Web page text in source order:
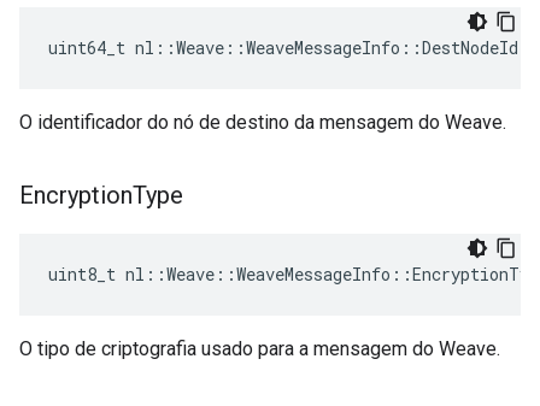
uint64_t nl::Weave::WeaveMessageInfo::DestNodeId
O identificador do nó de destino da mensagem do Weave.
EncryptionType
uint8_t
O tipo de criptografia usado para a mensagem do Weave.